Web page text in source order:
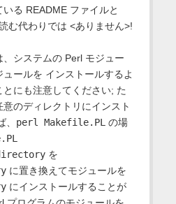
る README ファイルと
む代わりでは <ありません>!
、システムの Perl モジュー
ールを インストールするよ
にも注意してください; た
のディレクトリにインスト
perl Makefile.PL の場
を
に置き換えてモジュールを
にインストールすることが